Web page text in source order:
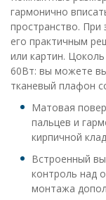
гармонично
пространство.
его практичным
или картин.
60Вт: вы можете
тканевый плафон
Матовая
пальцев и
кирпичной
Встроенный
контроль над
монтажа